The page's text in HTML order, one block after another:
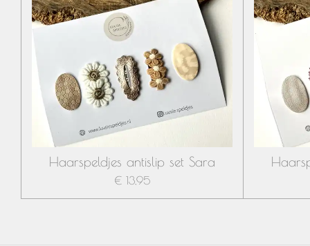
Haarspeldjes antislip set Sara
€ 13,95